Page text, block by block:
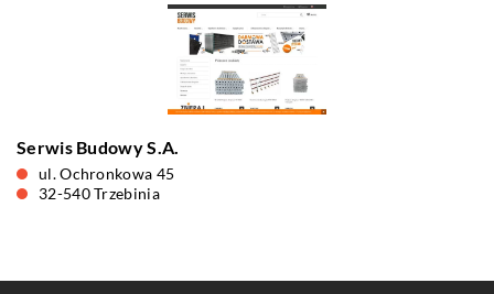
Serwis Budowy S.A.
ul. Ochronkowa 45
32-540 Trzebinia